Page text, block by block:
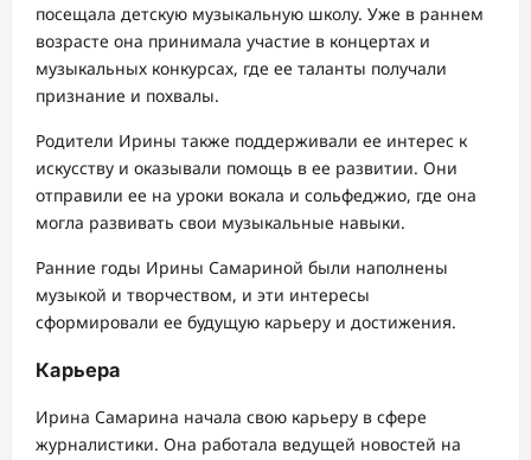
посещала детскую музыкальную школу. Уже в раннем
возрасте она принимала участие в концертах и
музыкальных конкурсах, где ее таланты получали
признание и похвалы.
Родители Ирины также поддерживали ее интерес к
искусству и оказывали помощь в ее развитии. Они
отправили ее на уроки вокала и сольфеджио, где она
могла развивать свои музыкальные навыки.
Ранние годы Ирины Самариной были наполнены
музыкой и творчеством, и эти интересы
сформировали ее будущую карьеру и достижения.
Карьера
Ирина Самарина начала свою карьеру в сфере
журналистики. Она работала ведущей новостей на